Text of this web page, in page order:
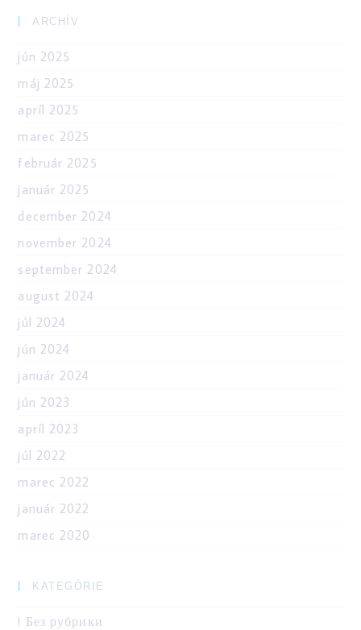
ARCHÍV
jún 2025
máj 2025
apríl 2025
marec 2025
február 2025
január 2025
december 2024
november 2024
september 2024
august 2024
júl 2024
jún 2024
január 2024
jún 2023
apríl 2023
júl 2022
marec 2022
január 2022
marec 2020
KATEGÓRIE
! Без рубрики